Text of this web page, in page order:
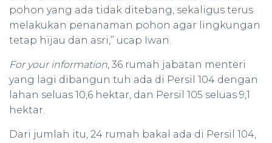
pohon yang ada tidak ditebang, sekaligus terus
melakukan penanaman pohon agar lingkungan
tetap hijau dan asri,” ucap Iwan.
For your information, 36 rumah jabatan menteri
yang lagi dibangun tuh ada di Persil 104 dengan
lahan seluas 10,6 hektar, dan Persil 105 seluas 9,1
hektar.
Dari jumlah itu, 24 rumah bakal ada di Persil 104,